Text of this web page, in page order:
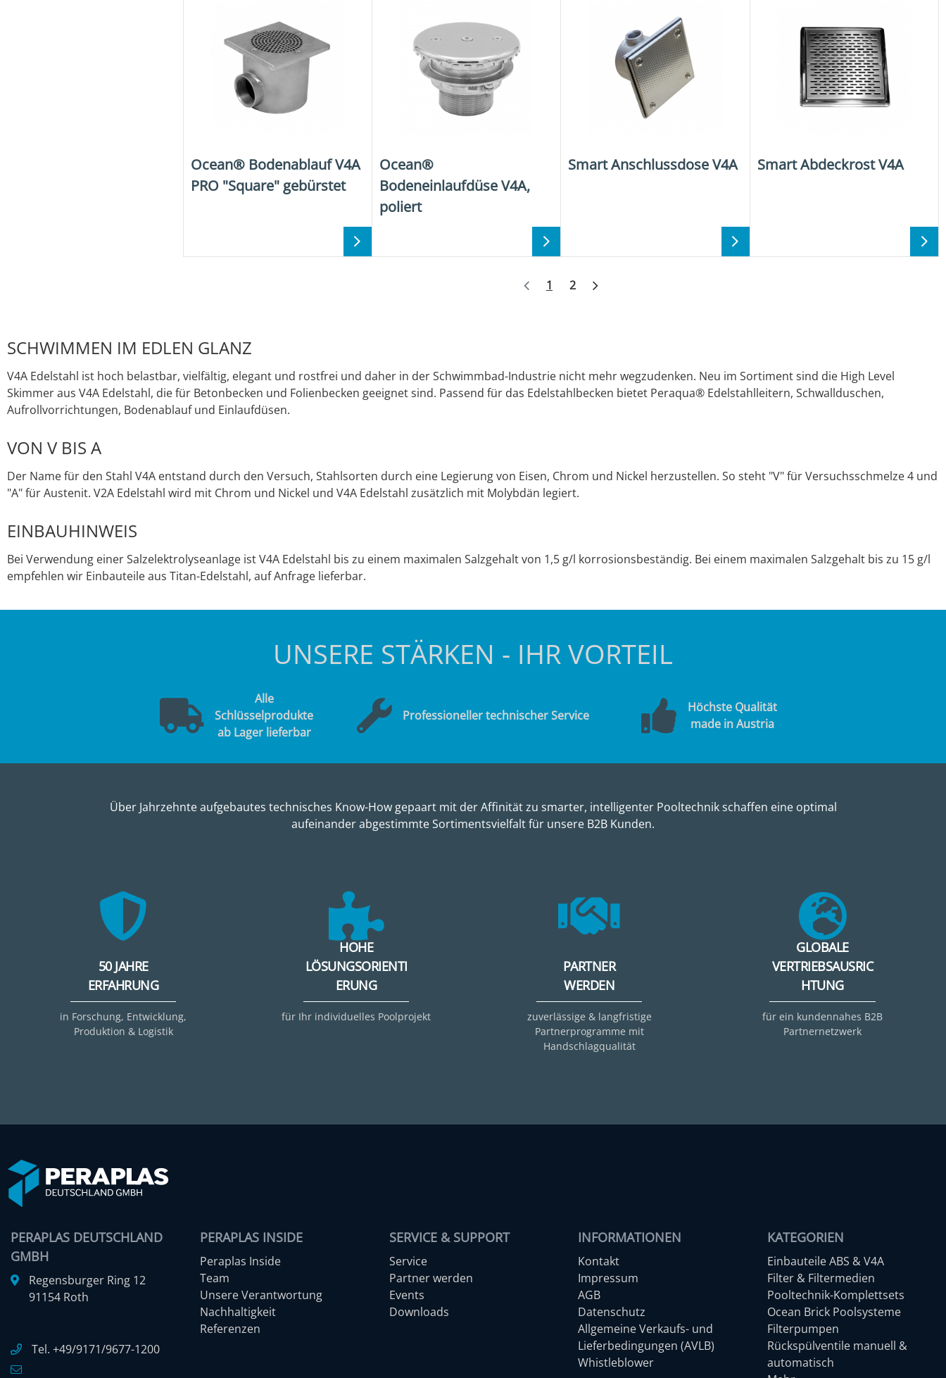
Ocean® Bodenablauf V4A
PRO "Square" gebürstet
Ocean®
Bodeneinlaufdüse V4A,
poliert
Smart Anschlussdose V4A Smart Abdeckrost V4A
1 2 Weiter
SCHWIMMEN IM EDLEN GLANZ
V4A Edelstahl ist hoch belastbar, vielfältig, elegant und rostfrei und daher in der Schwimmbad-Industrie nicht mehr wegzudenken. Neu im Sortiment sind die High Level
Skimmer aus V4A Edelstahl, die für Betonbecken und Folienbecken geeignet sind. Passend für das Edelstahlbecken bietet Peraqua® Edelstahlleitern, Schwallduschen,
Aufrollvorrichtungen, Bodenablauf und Einlaufdüsen.
VON V BIS A
Der Name für den Stahl V4A entstand durch den Versuch, Stahlsorten durch eine Legierung von Eisen, Chrom und Nickel herzustellen. So steht "V" für Versuchsschmelze 4 und
"A" für Austenit. V2A Edelstahl wird mit Chrom und Nickel und V4A Edelstahl zusätzlich mit Molybdän legiert.
EINBAUHINWEIS
Bei Verwendung einer Salzelektrolyseanlage ist V4A Edelstahl bis zu einem maximalen Salzgehalt von 1,5 g/l korrosionsbeständig. Bei einem maximalen Salzgehalt bis zu 15 g/l
empfehlen wir Einbauteile aus Titan-Edelstahl, auf Anfrage lieferbar.
UNSERE STÄRKEN - IHR VORTEIL
Alle
Schlüsselprodukte
ab Lager lieferbar
Professioneller technischer Service
Höchste Qualität
made in Austria
Über Jahrzehnte aufgebautes technisches Know-How gepaart mit der Affinität zu smarter, intelligenter Pooltechnik schaffen eine optimal
aufeinander abgestimmte Sortimentsvielfalt für unsere B2B Kunden.
50 JAHRE
ERFAHRUNG
in Forschung, Entwicklung,
Produktion & Logistik
HOHE
LÖSUNGSORIENTI
ERUNG
für Ihr individuelles Poolprojekt
PARTNER
WERDEN
zuverlässige & langfristige
Partnerprogramme mit
Handschlagqualität
GLOBALE
VERTRIEBSAUSRIC
HTUNG
für ein kundennahes B2B
Partnernetzwerk
PERAPLAS DEUTSCHLAND
GMBH
Regensburger Ring 12
91154 Roth
Tel. +49/9171/9677-1200
PERAPLAS INSIDE
Peraplas Inside
Team
Unsere Verantwortung
Nachhaltigkeit
Referenzen
SERVICE & SUPPORT
Service
Partner werden
Events
Downloads
INFORMATIONEN
Kontakt
Impressum
AGB
Datenschutz
Allgemeine Verkaufs- und
Lieferbedingungen (AVLB)
Whistleblower
KATEGORIEN
Einbauteile ABS & V4A
Filter & Filtermedien
Pooltechnik-Komplettsets
Ocean Brick Poolsysteme
Filterpumpen
Rückspülventile manuell &
automatisch